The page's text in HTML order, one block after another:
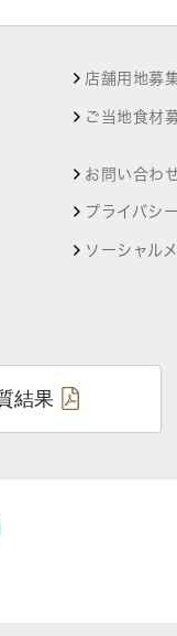
店舗用地募
ご当地食材
お問い合わ
プライバシ
ソーシャル
結果